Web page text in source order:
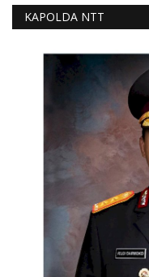
KAPOLDA NTT